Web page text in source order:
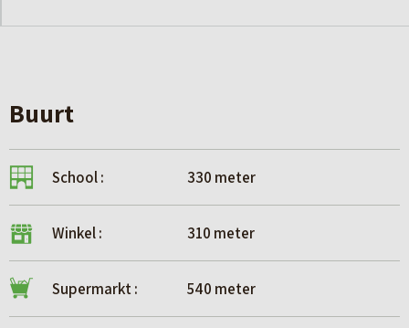
Buurt
School : 330 meter
Winkel : 310 meter
Supermarkt : 540 meter